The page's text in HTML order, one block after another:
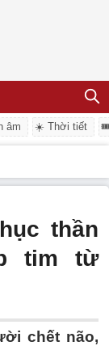
âm ☀️ Thời tiết
thần
tim từ
chết não,